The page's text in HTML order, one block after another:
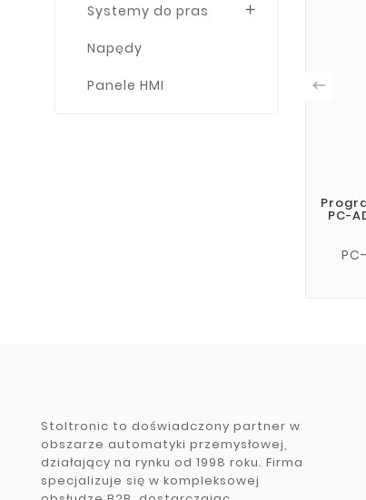
Systemy do pras 
Napędy
Panele HMI 
PC-
Stoltronic to doświadczony partner w
obszarze automatyki przemysłowej,
działający na rynku od 1998 roku. Firma
specjalizuje się w kompleksowej